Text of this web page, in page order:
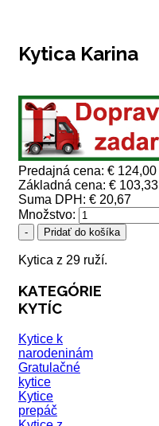
Kytica Karina
Predajná cena: € 124,00
Základná cena: € 103,33
Suma DPH: € 20,67
Množstvo:
Kytica z 29 ruží.
KATEGÓRIE
KYTÍC
Kytice k
narodeninám
Gratulačné
kytice
Kytice
prepáč